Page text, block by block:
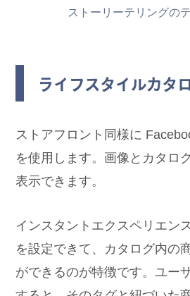
ストーリーテリングの
ライフスタイルカタ
ストアフロント同様に
を使用します。画像とカタロ
表示できます。
インスタントエクスペリエン
を設定できて、カタログ内の
ができるのが特徴です。ユー